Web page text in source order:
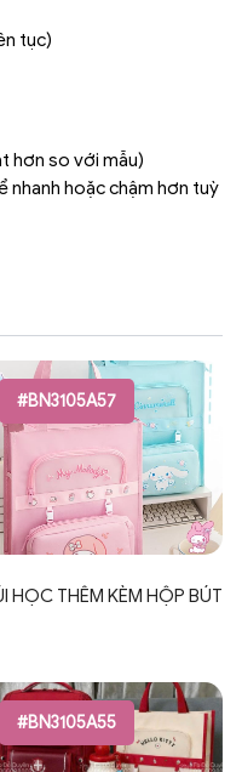
tục)
hơn so với mẫu)
nhanh hoặc chậm hơn tuỳ
#BN3105A57
HỌC THÊM KÈM HỘP BÚT
#BN3105A55